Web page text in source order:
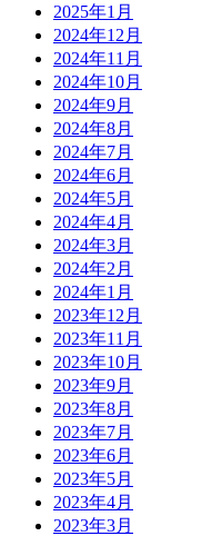
2025年1月
2024年12月
2024年11月
2024年10月
2024年9月
2024年8月
2024年7月
2024年6月
2024年5月
2024年4月
2024年3月
2024年2月
2024年1月
2023年12月
2023年11月
2023年10月
2023年9月
2023年8月
2023年7月
2023年6月
2023年5月
2023年4月
2023年3月